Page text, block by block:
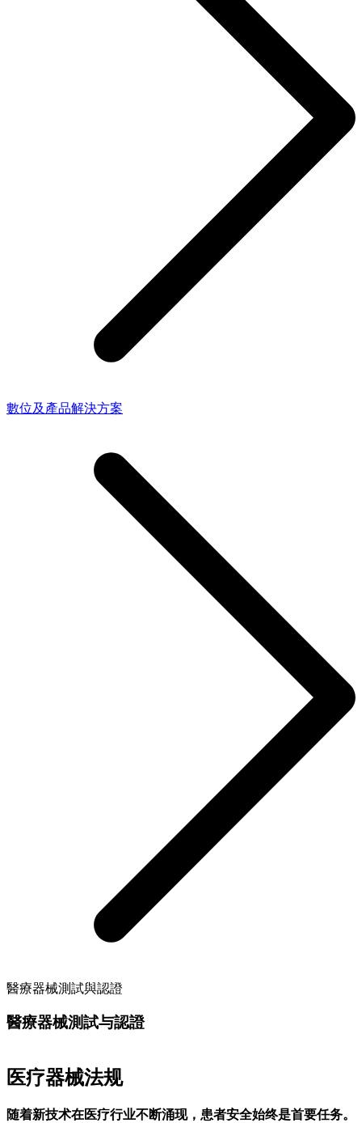
數位及產品解決方案
醫療器械測試與認證
醫療器械測試与認證
医疗器械法规
随着新技术在医疗行业不断涌现，患者安全始终是首要任务。